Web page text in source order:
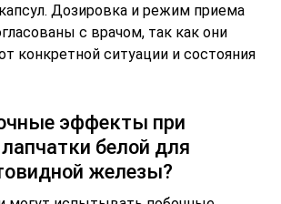
Дозировка и режим приема
с врачом, так как они
конкретной ситуации и состояния
эффекты при
белой для
железы?